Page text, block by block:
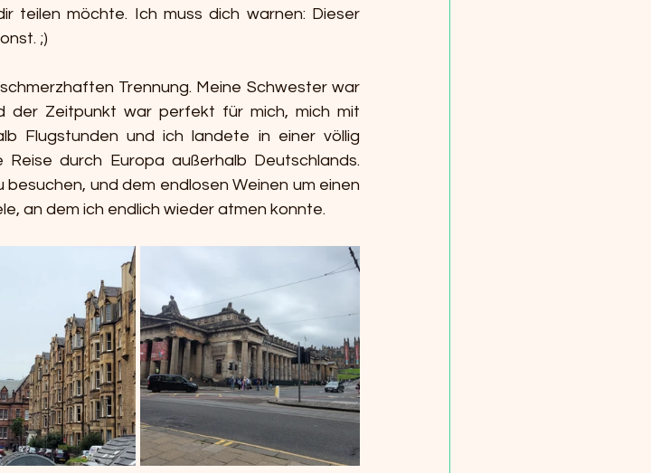
teilen möchte. Ich muss dich warnen: Dieser
;)
Trennung. Meine Schwester war
der Zeitpunkt war perfekt für mich, mich mit
Flugstunden und ich landete in einer völlig
durch Europa außerhalb Deutschlands.
und dem endlosen Weinen um einen
an dem ich endlich wieder atmen konnte.